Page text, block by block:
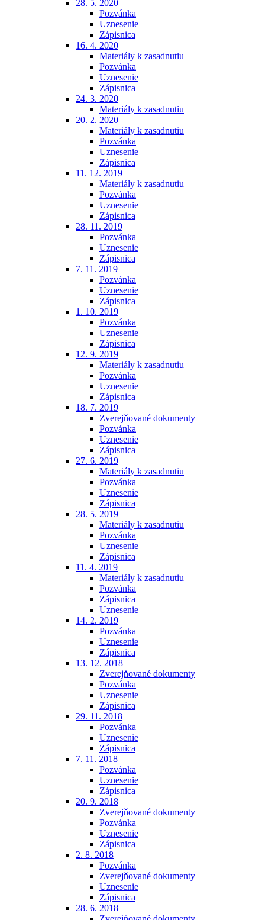
28. 5. 2020
Pozvánka
Uznesenie
Zápisnica
16. 4. 2020
Materiály k zasadnutiu
Pozvánka
Uznesenie
Zápisnica
24. 3. 2020
Materiály k zasadnutiu
20. 2. 2020
Materiály k zasadnutiu
Pozvánka
Uznesenie
Zápisnica
11. 12. 2019
Materiály k zasadnutiu
Pozvánka
Uznesenie
Zápisnica
28. 11. 2019
Pozvánka
Uznesenie
Zápisnica
7. 11. 2019
Pozvánka
Uznesenie
Zápisnica
1. 10. 2019
Pozvánka
Uznesenie
Zápisnica
12. 9. 2019
Materiály k zasadnutiu
Pozvánka
Uznesenie
Zápisnica
18. 7. 2019
Zverejňované dokumenty
Pozvánka
Uznesenie
Zápisnica
27. 6. 2019
Materiály k zasadnutiu
Pozvánka
Uznesenie
Zápisnica
28. 5. 2019
Materiály k zasadnutiu
Pozvánka
Uznesenie
Zápisnica
11. 4. 2019
Materiály k zasadnutiu
Pozvánka
Zápisnica
Uznesenie
14. 2. 2019
Pozvánka
Uznesenie
Zápisnica
13. 12. 2018
Zverejňované dokumenty
Pozvánka
Uznesenie
Zápisnica
29. 11. 2018
Pozvánka
Uznesenie
Zápisnica
7. 11. 2018
Pozvánka
Uznesenie
Zápisnica
20. 9. 2018
Zverejňované dokumenty
Pozvánka
Uznesenie
Zápisnica
2. 8. 2018
Pozvánka
Zverejňované dokumenty
Uznesenie
Zápisnica
28. 6. 2018